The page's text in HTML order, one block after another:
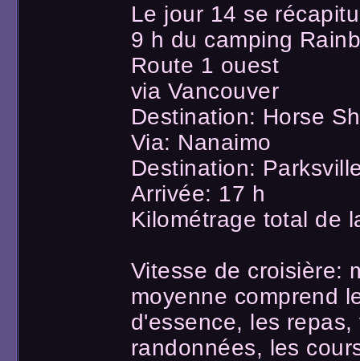
Le jour 14 se
9 h du camping
Route 1 ouest
via Vancouver
Destination: Horse
Via: Nanaimo
Destination:
Arrivée: 17 h
Kilométrage total de
Vitesse de croisière:
moyenne comprend
d'essence, les
randonnées, les